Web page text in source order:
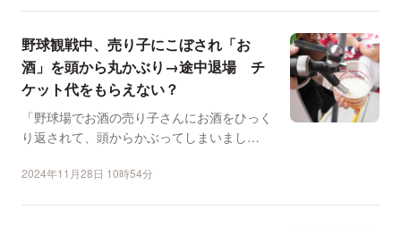
野球観戦中、売り子にこぼされ「お
酒」を頭から丸かぶり→途中退場 チ
ケット代をもらえない？
「野球場でお酒の売り子さんにお酒をひっく
り返されて、頭からかぶってしまいまし
2024年11月28日 10時54分